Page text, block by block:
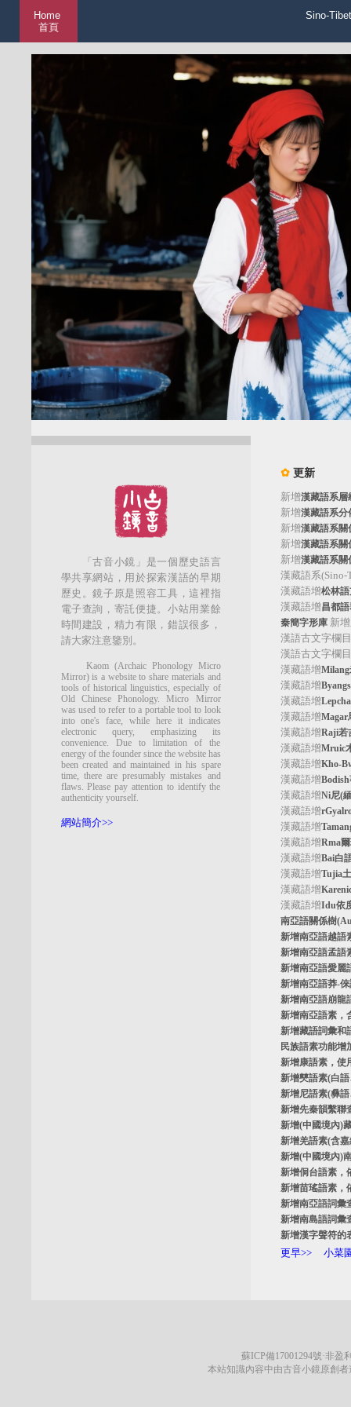
Home
首頁
Sino-
「古音小鏡」是一個歷史語言
學共享網站，用於探索漢語的早期
歷史。鏡子原是照容工具，這裡指
電子查詢，寄託便捷。小站用業餘
時間建設，精力有限，錯誤很多，
請大家注意鑒別。
Kaom (Archaic Phonology Micro
Mirror) is a website to share materials and
tools of historical linguistics, especially of
Old Chinese Phonology. Micro Mirror
was used to refer to a portable tool to look
into one's face, while here it indicates
electronic query, emphasizing its
convenience. Due to limitation of the
energy of the founder since the website has
been created and maintained in his spare
time, there are presumably mistakes and
flaws. Please pay attention to identify the
authenticity yourself.
網站簡介>>
✿ 更新
新增漢藏語系層
新增漢藏語系分
新增漢藏語系關
新增漢藏語系關
新增漢藏語系關
漢藏語系(Sino-
漢藏語增松林語
漢藏語增昌都語
秦簡字形庫新增
漢語古文字欄
漢語古文字欄
漢藏語增Milang
漢藏語增
漢藏語增
漢藏語增Magar
漢藏語增Raji若
漢藏語增Mruic
漢藏語增Kho-
漢藏語增
漢藏語增Ni尼(
漢藏語增
漢藏語增
漢藏語增Rma
漢藏語增Bai白
漢藏語增Tujia
漢藏語增
漢藏語增Idu依
南亞語關係樹
新增南亞語越語
新增南亞語孟語
新增南亞語愛麗
新增南亞語莽-倈
新增南亞語崩龍
新增南亞語素，
新增藏語詞彙和
民族語素功能
新增康語素，使
新增僰語素(白
新增尼語素(彝
新增先秦韻繫聯
新增(中國境內)
新增羌語素(含
新增(中國境內)
新增侗台語素，
新增苗瑤語素，
新增南亞語詞彙
新增南島語詞彙
新增漢字聲符的
更早>> 小菜
蘇ICP備17001294號·非盈
本站知識內容中由古音小鏡原創